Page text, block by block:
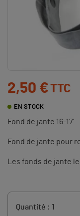
2,50 €TTC
EN STOCK
Fond de jante 16-17'
Fond de jante pour
Les fonds de jante